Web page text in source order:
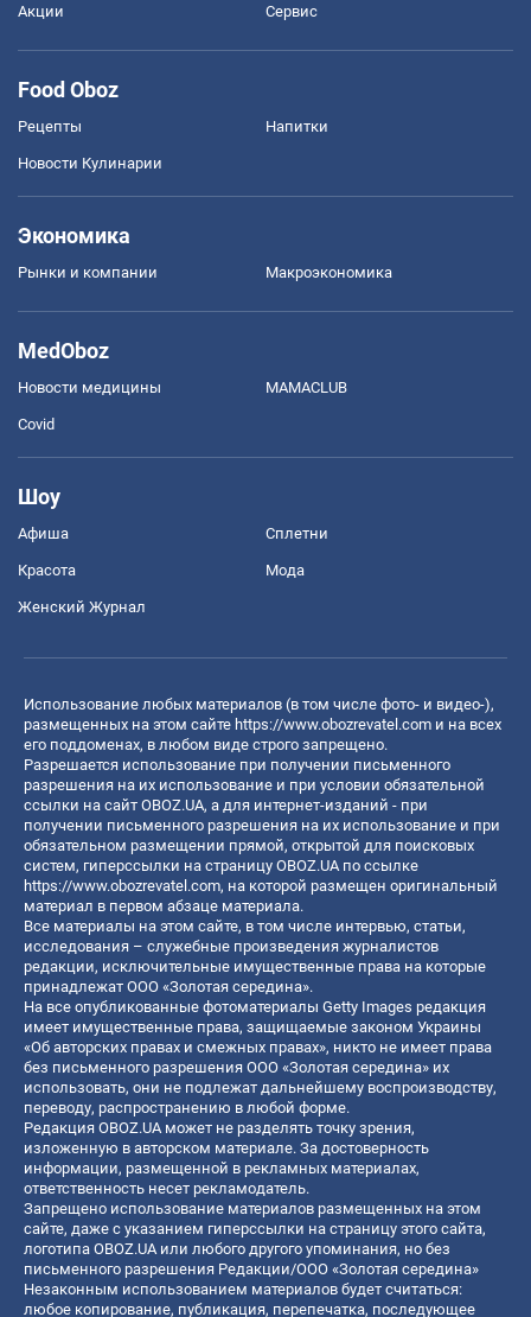
Акции Сервис
Food Oboz
Рецепты Напитки
Новости Кулинарии
Экономика
Рынки и компании Mакроэкономика
MedOboz
Новости медицины MAMACLUB
Covid
Шоу
Афиша Сплетни
Красота Мода
Женский Журнал
Использование любых материалов (в том числе фото- и видео-),
размещенных на этом сайте https://www.obozrevatel.com и на всех
его поддоменах, в любом виде строго запрещено.
Разрешается использование при получении письменного
разрешения на их использование и при условии обязательной
ссылки на сайт OBOZ.UA, а для интернет-изданий - при
получении письменного разрешения на их использование и при
обязательном размещении прямой, открытой для поисковых
систем, гиперссылки на страницу OBOZ.UA по ссылке
https://www.obozrevatel.com, на которой размещен оригинальный
материал в первом абзаце материала.
Все материалы на этом сайте, в том числе интервью, статьи,
исследования – служебные произведения журналистов
редакции, исключительные имущественные права на которые
принадлежат ООО «Золотая середина».
На все опубликованные фотоматериалы Getty Images редакция
имеет имущественные права, защищаемые законом Украины
«Об авторских правах и смежных правах», никто не имеет права
без письменного разрешения ООО «Золотая середина» их
использовать, они не подлежат дальнейшему воспроизводству,
переводу, распространению в любой форме.
Редакция OBOZ.UA может не разделять точку зрения,
изложенную в авторском материале. За достоверность
информации, размещенной в рекламных материалах,
ответственность несет рекламодатель.
Запрещено использование материалов размещенных на этом
сайте, даже с указанием гиперссылки на страницу этого сайта,
логотипа OBOZ.UA или любого другого упоминания, но без
письменного разрешения Редакции/ООО «Золотая середина»
Незаконным использованием материалов будет считаться:
любое копирование, публикация, перепечатка, последующее